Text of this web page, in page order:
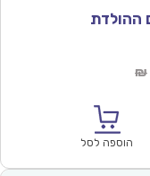
₪
הוספה לסל